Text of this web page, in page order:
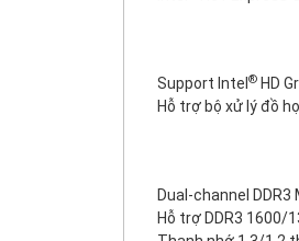
Support Intel ® HD
Hỗ trợ bộ xử lý đồ
Dual-channel
Hỗ trợ DDR3 1600/